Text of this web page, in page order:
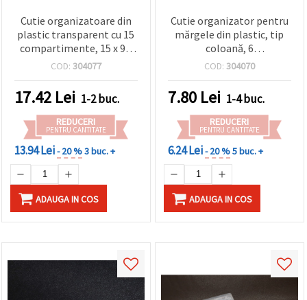
Cutie organizatoare din
plastic transparent cu 15
compartimente, 15 x 9 x
2,3 cm – pentru mărgele
COD: 304077
17.42 Lei 1-2 buc.
REDUCERI
PENTRU CANTITATE
13.94 Lei- 20 %3 buc. +
ADAUGA IN COS
Cutie organizator pentru
mărgele din plastic, tip
coloană, 6
compartimente, 3,9 x 11,7
COD: 304070
7.80 Lei 1-4 buc.
REDUCERI
PENTRU CANTITATE
6.24 Lei- 20 %5 buc. +
ADAUGA IN COS